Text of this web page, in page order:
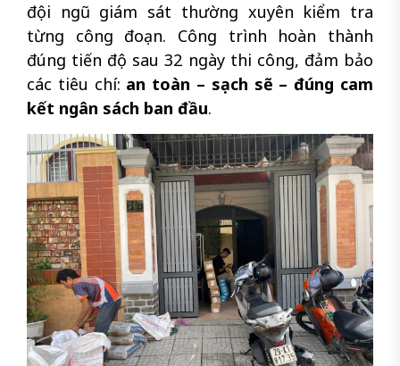
đội ngũ giám sát thường xuyên kiểm tra
từng công đoạn. Công trình hoàn thành
đúng tiến độ sau 32 ngày thi công, đảm bảo
các tiêu chí: an toàn – sạch sẽ – đúng cam
kết ngân sách ban đầu.